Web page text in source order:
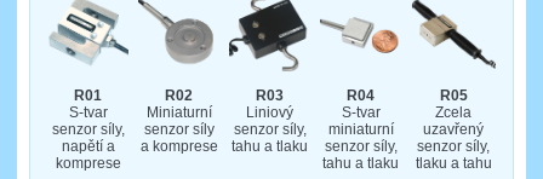
R01
S-tvar
senzor síly,
napětí a
komprese
R02
Miniaturní
senzor síly
a komprese
R03
Liniový
senzor síly,
tahu a tlaku
R04
S-tvar
miniaturní
senzor síly,
tahu a tlaku
R05
Zcela
uzavřený
senzor síly,
tlaku a tahu